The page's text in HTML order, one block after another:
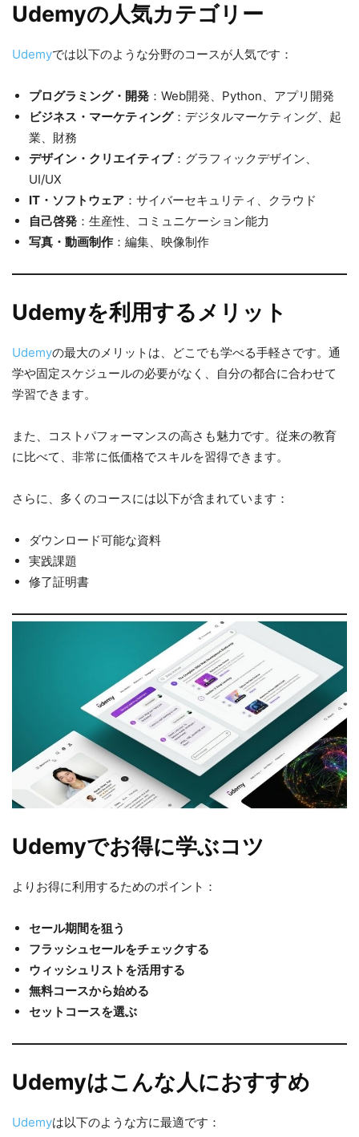
Udemyの人気カテゴリー
Udemyでは以下のような分野のコースが人気です：
プログラミング・開発 ：Web開発、Python、アプリ開発
ビジネス・マーケティング：デジタルマーケティング、起
業、財務
デザイン・クリエイティブ：グラフィックデザイン、
UI/UX
IT・ソフトウェア ：サイバーセキュリティ、クラウド
自己啓発 ：生産性、コミュニケーション能力
写真・動画制作 ：編集、映像制作
Udemyを利用するメリット
Udemyの最大のメリットは、どこでも学べる手軽さです。通
学や固定スケジュールの必要がなく、自分の都合に合わせて
学習できます。
また、コストパフォーマンスの高さも魅力です。従来の教育
に比べて、非常に低価格でスキルを習得できます。
さらに、多くのコースには以下が含まれています：
ダウンロード可能な資料
実践課題
修了証明書
Udemyでお得に学ぶコツ
よりお得に利用するためのポイント：
セール期間を狙う
フラッシュセールをチェックする
ウィッシュリストを活用する
無料コースから始める
セットコースを選ぶ
Udemyはこんな人におすすめ
Udemyは以下のような方に最適です：